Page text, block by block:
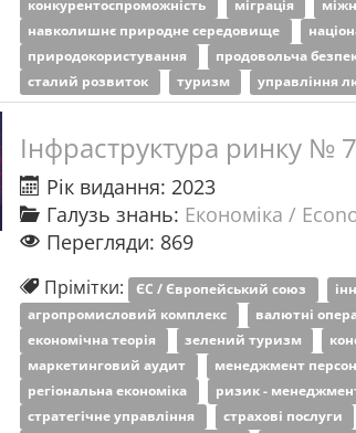
конкурентоспроможність
міграція
навколишнє природне середовище
природокористування
продовольча
сталий розвиток
туризм управління
Інфраструктура ринку №
Рік видання: 2023
Галузь знань: Економіка /
Перегляди: 869
Прімітки: ЄС / Європейський союз
агропромисловий комплекс
валютні
економічна теорія
зелений туризм
маркетинговий аудит
менеджмент
регіональна економіка
ризик -
стратегічне управління
страхові послуги